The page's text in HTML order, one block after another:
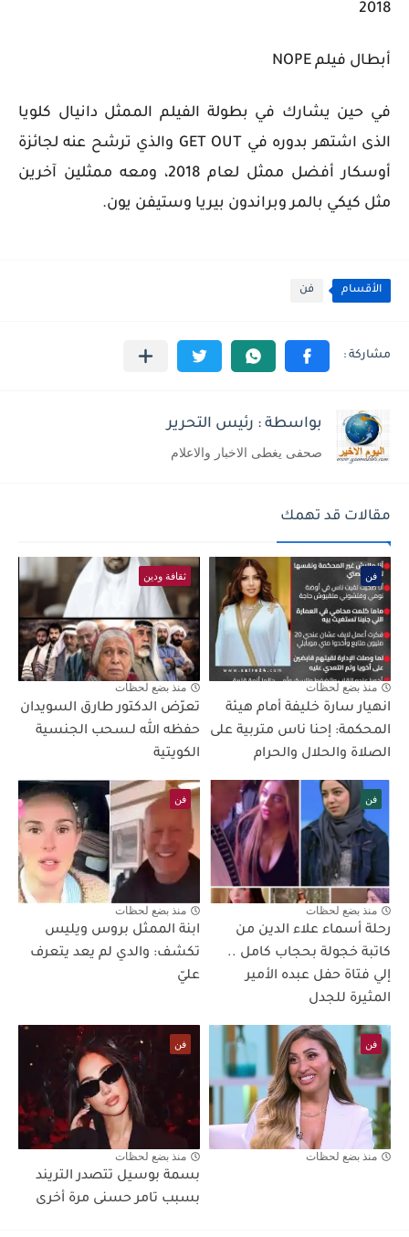
2018
أبطال فيلم NOPE
في حين يشارك في بطولة الفيلم الممثل دانيال كلويا
الذى اشتهر بدوره في GET OUT والذي ترشح عنه لجائزة
أوسكار أفضل ممثل لعام 2018، ومعه ممثلين آخرين
مثل كيكي بالمر وبراندون بيريا وستيفن يون.
الأقسام فن
بواسطة : رئيس التحرير
صحفى يغطى الاخبار والاعلام
مقالات قد تهمك
فن
منذ بضع لحظات
انهيار سارة خليفة أمام هيئة
المحكمة: إحنا ناس متربية على
الصلاة والحلال والحرام
ثقافة ودين
منذ بضع لحظات
تعرّض الدكتور طارق السويدان
حفظه الله لـسحب الجنسية
الكويتية
فن
منذ بضع لحظات
رحلة أسماء علاء الدين من
كاتبة خجولة بحجاب كامل ..
إلي فتاة حفل عبده الأمير
المثيرة للجدل
فن
منذ بضع لحظات
ابنة الممثل بروس ويليس
تكشف: والدي لم يعد يتعرف
عليّ
فن
منذ بضع لحظات
فن
منذ بضع لحظات
بسمة بوسيل تتصدر التريند
بسبب تامر حسنى مرة أخرى